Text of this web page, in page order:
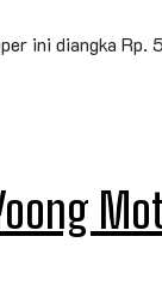
ini diangka Rp.